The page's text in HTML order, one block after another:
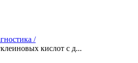
/
кислот с д...